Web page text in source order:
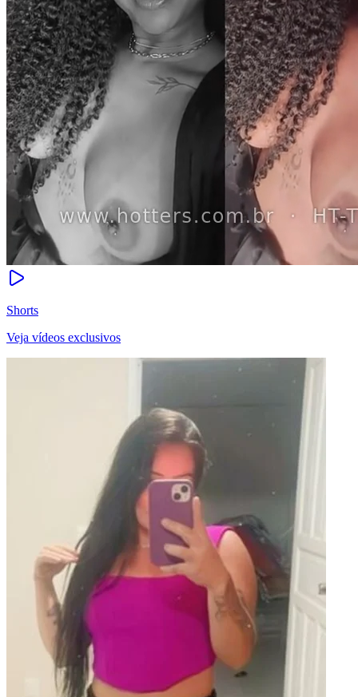
Shorts
Veja vídeos exclusivos